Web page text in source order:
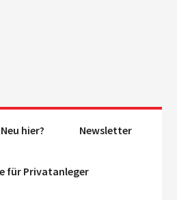
Neu hier? Newsletter
für Privatanleger